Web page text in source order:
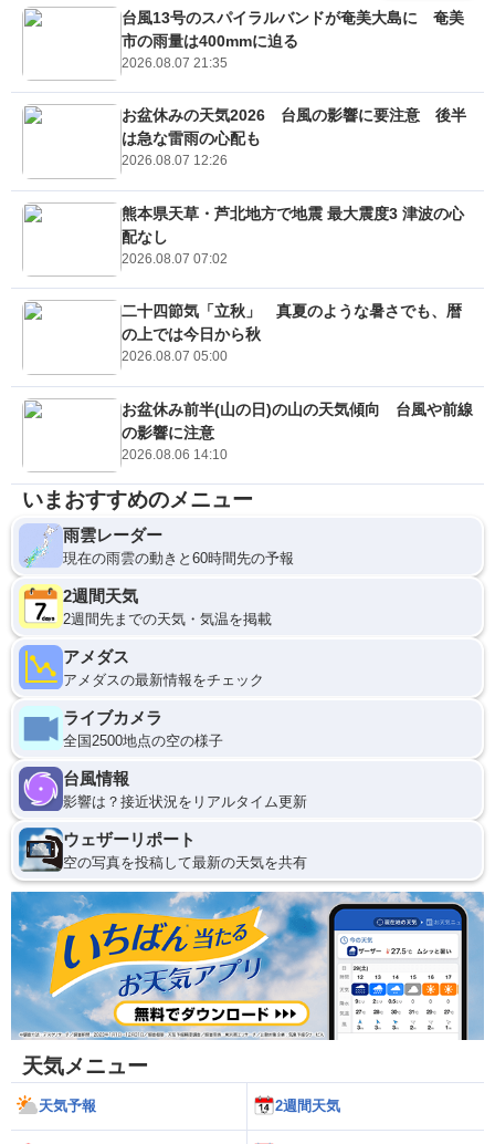
台風13号のスパイラルバンドが奄美大島に 奄美
市の雨量は400mmに迫る
2026.08.07 21:35
お盆休みの天気2026 台風の影響に要注意 後半
は急な雷雨の心配も
2026.08.07 12:26
熊本県天草・芦北地方で地震 最大震度3 津波の心
配なし
2026.08.07 07:02
二十四節気「立秋」 真夏のような暑さでも、暦
の上では今日から秋
2026.08.07 05:00
お盆休み前半(山の日)の山の天気傾向 台風や前線
の影響に注意
2026.08.06 14:10
いまおすすめのメニュー
雨雲レーダー
現在の雨雲の動きと60時間先の予報
2週間天気
2週間先までの天気・気温を掲載
アメダス
アメダスの最新情報をチェック
ライブカメラ
全国2500地点の空の様子
台風情報
影響は？接近状況をリアルタイム更新
ウェザーリポート
空の写真を投稿して最新の天気を共有
天気メニュー
天気予報 2週間天気